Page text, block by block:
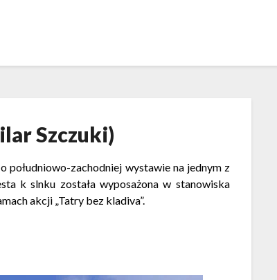
Szczuki)
południowo-zachodniej wystawie na jednym z
k slnku została wyposażona w stanowiska
akcji „Tatry bez kladiva”.